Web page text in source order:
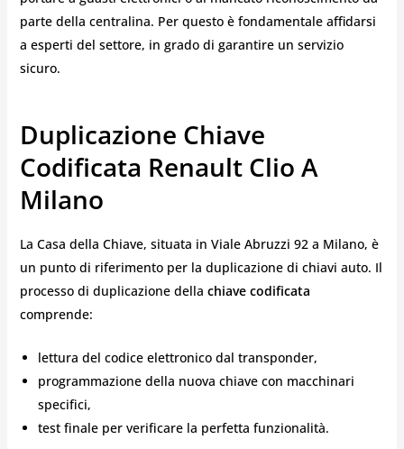
parte della centralina. Per questo è fondamentale affidarsi
a esperti del settore, in grado di garantire un servizio
sicuro.
Duplicazione Chiave
Codificata Renault Clio A
Milano
La Casa della Chiave, situata in Viale Abruzzi 92 a Milano, è
un punto di riferimento per la duplicazione di chiavi auto. Il
processo di duplicazione della chiave codificata
comprende:
lettura del codice elettronico dal transponder,
programmazione della nuova chiave con macchinari
specifici,
test finale per verificare la perfetta funzionalità.